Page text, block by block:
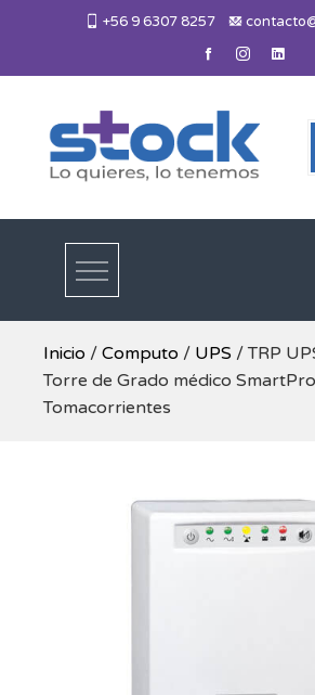
+56 9 6307 8257
Más Stock
Inicio / Computo / UPS / TRP
Torre de Grado médico
Tomacorrientes